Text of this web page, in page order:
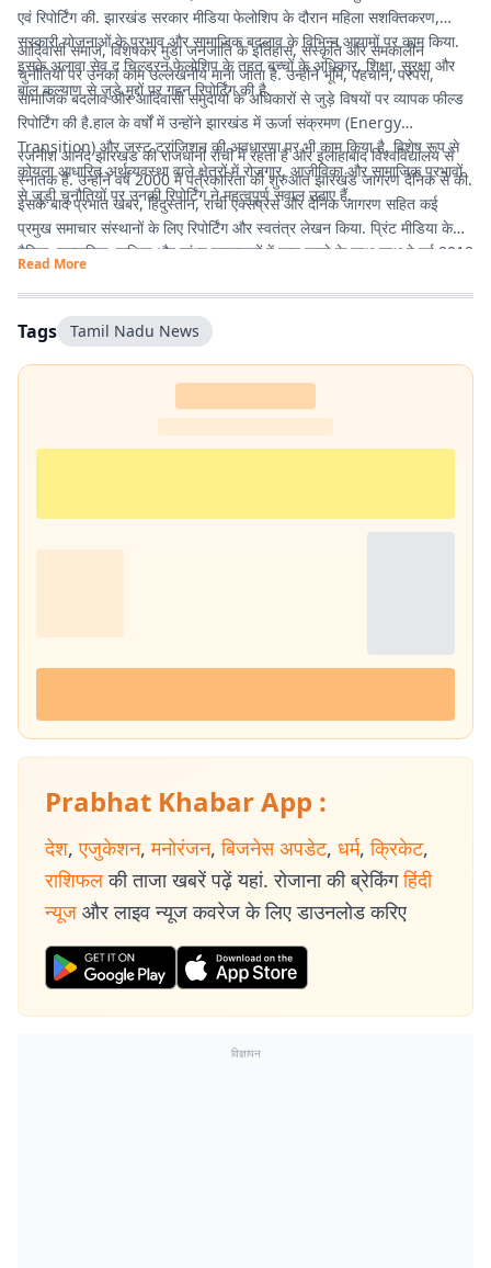
एवं रिपोर्टिंग की. झारखंड सरकार मीडिया फेलोशिप के दौरान महिला सशक्तिकरण,
सरकारी योजनाओं के प्रभाव और सामाजिक बदलाव के विभिन्न आयामों पर काम किया.
इसके अलावा सेव द चिल्ड्रन फेलोशिप के तहत बच्चों के अधिकार, शिक्षा, सुरक्षा और
बाल कल्याण से जुड़े मुद्दों पर गहन रिपोर्टिंग की है.
आदिवासी समाज, विशेषकर मुंडा जनजाति के इतिहास, संस्कृति और समकालीन
चुनौतियों पर उनका काम उल्लेखनीय माना जाता है. उन्होंने भूमि, पहचान, परंपरा,
सामाजिक बदलाव और आदिवासी समुदायों के अधिकारों से जुड़े विषयों पर व्यापक फील्ड
रिपोर्टिंग की है.हाल के वर्षों में उन्होंने झारखंड में ऊर्जा संक्रमण (Energy
Transition) और जस्ट ट्रांजिशन की अवधारणा पर भी काम किया है. विशेष रूप से
कोयला आधारित अर्थव्यवस्था वाले क्षेत्रों में रोजगार, आजीविका और सामाजिक प्रभावों
से जुड़ी चुनौतियों पर उनकी रिपोर्टिंग ने महत्वपूर्ण सवाल उठाए हैं.
रजनीश आनंद झारखंड की राजधानी रांची में रहती हैं और इलाहाबाद विश्वविद्यालय से
स्नातक हैं. उन्होंने वर्ष 2000 में पत्रकारिता की शुरुआत झारखंड जागरण दैनिक से की.
इसके बाद प्रभात खबर, हिंदुस्तान, रांची एक्सप्रेस और दैनिक जागरण सहित कई
प्रमुख समाचार संस्थानों के लिए रिपोर्टिंग और स्वतंत्र लेखन किया. प्रिंट मीडिया के
दैनिक, साप्ताहिक, पाक्षिक और सांध्य प्रकाशनों में काम करने के साथ-साथ वे वर्ष 2012
से डिजिटल पत्रकारिता में सक्रिय हैं.
Read More
Tags Tamil Nadu News
Prabhat Khabar App :
देश, एजुकेशन, मनोरंजन, बिजनेस अपडेट, धर्म, क्रिकेट,
राशिफल की ताजा खबरें पढ़ें यहां. रोजाना की ब्रेकिंग हिंदी
न्यूज और लाइव न्यूज कवरेज के लिए डाउनलोड करिए
विज्ञापन